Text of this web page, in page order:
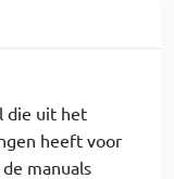
die uit het
heeft voor
manuals